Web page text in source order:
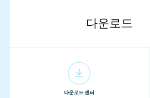
다운로드
다운로드 센터